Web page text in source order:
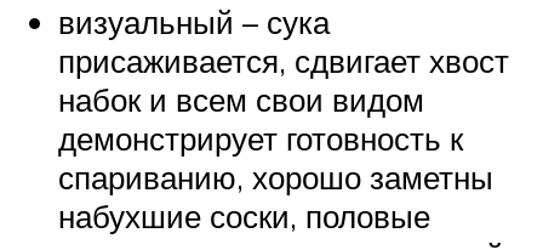
визуальный – сука
присаживается, сдвигает хвост
набок и всем свои видом
демонстрирует готовность к
спариванию, хорошо заметны
набухшие соски, половые